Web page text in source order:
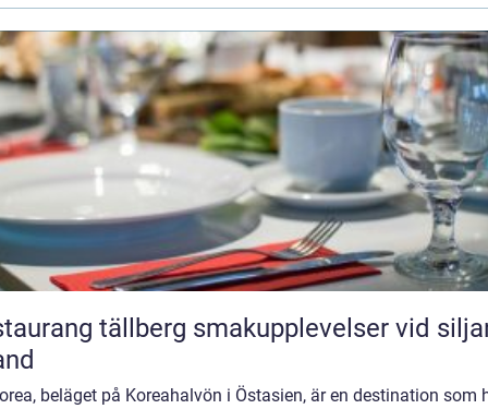
tällberg smakupplevelser vid siljans
beläget på Koreahalvön i Östasien, är en destination som